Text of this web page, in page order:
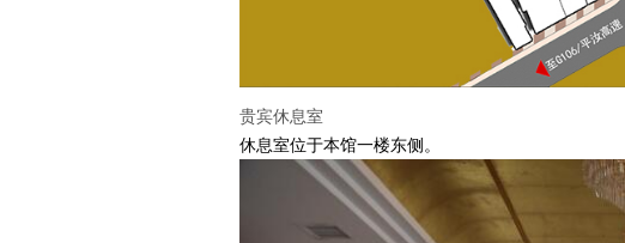
贵宾休息室
休息室位于本馆一楼东侧。